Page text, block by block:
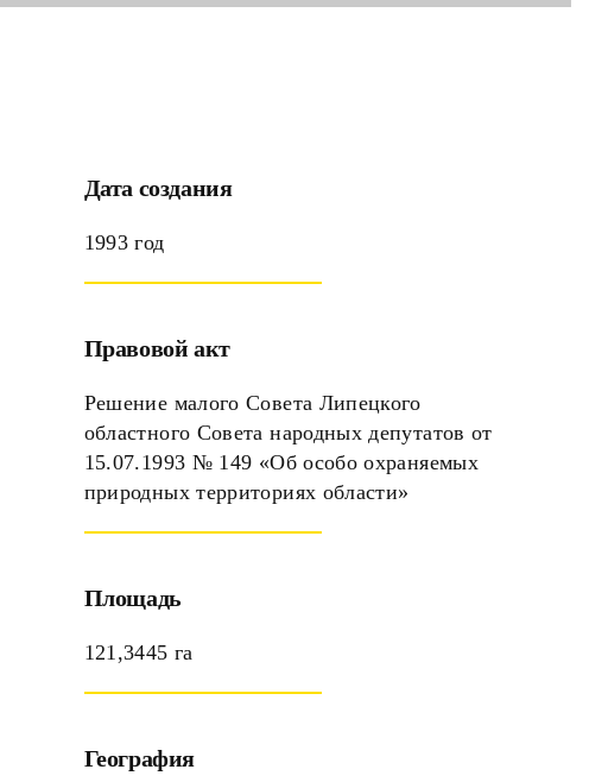
Дата создания
1993 год
Правовой акт
Решение малого Совета Липецкого
областного Совета народных депутатов от
15.07.1993 № 149 «Об особо охраняемых
природных территориях области»
Площадь
121,3445 га
География